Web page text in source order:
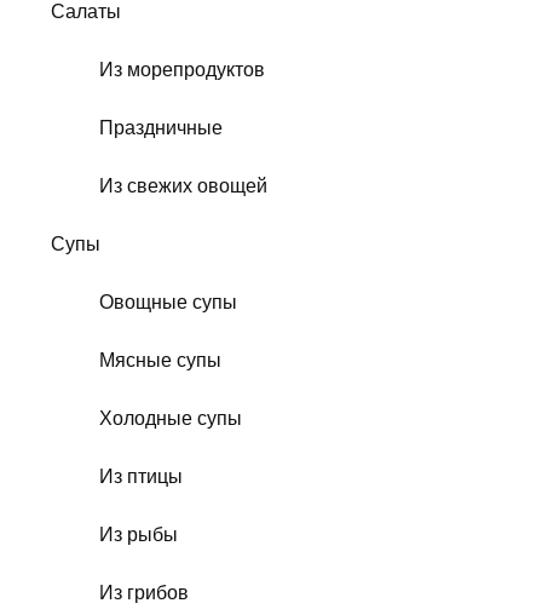
Салаты
Из морепродуктов
Праздничные
Из свежих овощей
Супы
Овощные супы
Мясные супы
Холодные супы
Из птицы
Из рыбы
Из грибов